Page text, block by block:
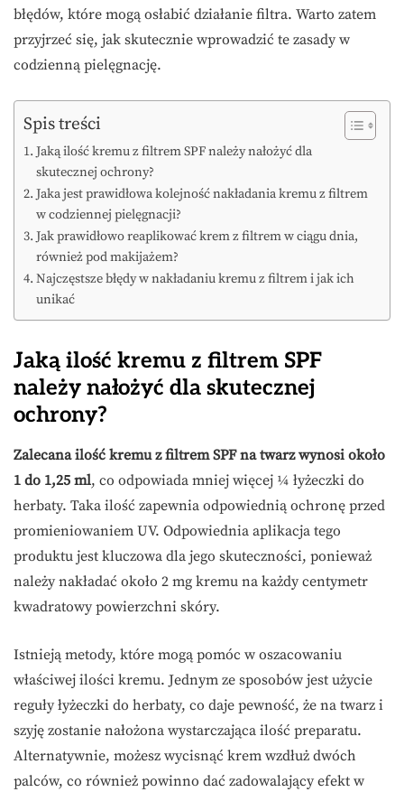
błędów, które mogą osłabić działanie filtra. Warto zatem
przyjrzeć się, jak skutecznie wprowadzić te zasady w
codzienną pielęgnację.
Spis treści
Jaką ilość kremu z filtrem SPF należy nałożyć dla
skutecznej ochrony?
Jaka jest prawidłowa kolejność nakładania kremu z filtrem
w codziennej pielęgnacji?
Jak prawidłowo reaplikować krem z filtrem w ciągu dnia,
również pod makijażem?
Najczęstsze błędy w nakładaniu kremu z filtrem i jak ich
unikać
Jaką ilość kremu z filtrem SPF
należy nałożyć dla skutecznej
ochrony?
Zalecana ilość kremu z filtrem SPF na twarz wynosi około
1 do 1,25 ml, co odpowiada mniej więcej ¼ łyżeczki do
herbaty. Taka ilość zapewnia odpowiednią ochronę przed
promieniowaniem UV. Odpowiednia aplikacja tego
produktu jest kluczowa dla jego skuteczności, ponieważ
należy nakładać około 2 mg kremu na każdy centymetr
kwadratowy powierzchni skóry.
Istnieją metody, które mogą pomóc w oszacowaniu
właściwej ilości kremu. Jednym ze sposobów jest użycie
reguły łyżeczki do herbaty, co daje pewność, że na twarz i
szyję zostanie nałożona wystarczająca ilość preparatu.
Alternatywnie, możesz wycisnąć krem wzdłuż dwóch
palców, co również powinno dać zadowalający efekt w